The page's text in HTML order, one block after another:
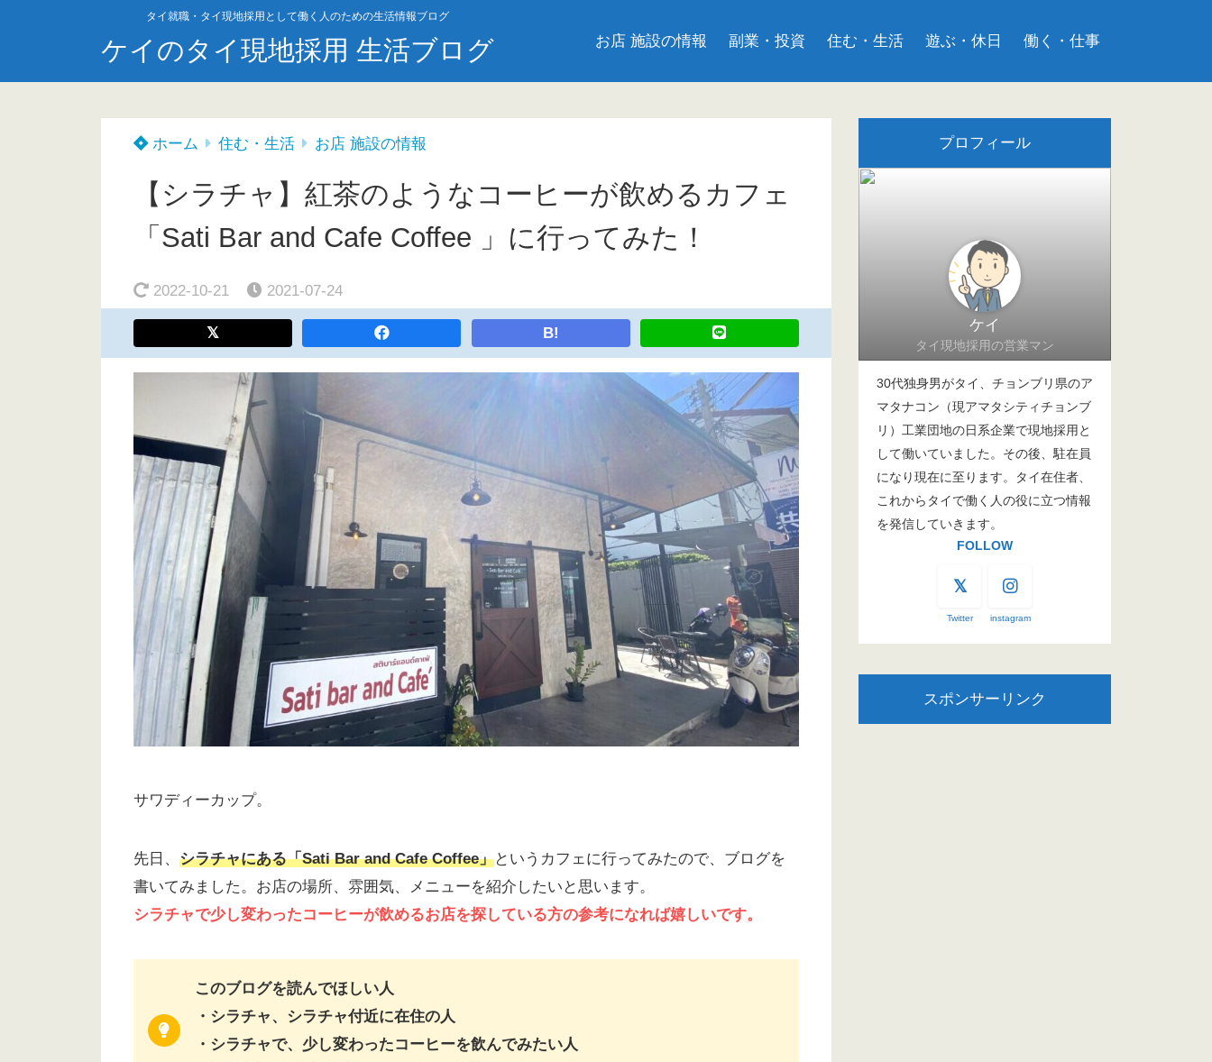
タイ就職・タイ現地採用として働く人のための生活情報ブログ
ケイのタイ現地採用 生活ブログ お店 施設の情報 副業・投資 住む・生活 遊ぶ・休日 働く・仕事
ホーム 住む・生活 お店 施設の情報
【シラチャ】紅茶のようなコーヒーが飲めるカフェ
「Sati Bar and Cafe Coffee 」に行ってみた！
2022-10-21 2021-07-24
B!
サワディーカップ。
先日、 シラチャにある「Sati Bar and Cafe Coffee」というカフェに行ってみたので、ブログを
書いてみました。お店の場所、雰囲気、メニューを紹介したいと思います。
シラチャで少し変わったコーヒーが飲めるお店を探している方の参考になれば嬉しいです。
このブログを読んでほしい人
・シラチャ、シラチャ付近に在住の人
・シラチャで、少し変わったコーヒーを飲んでみたい人
プロフィール
ケイ
タイ現地採用の営業マン
30代独身男がタイ、チョンブリ県のア
マタナコン（現アマタシティチョンブ
リ）工業団地の日系企業で現地採用と
して働いていました。その後、駐在員
になり現在に至ります。タイ在住者、
これからタイで働く人の役に立つ情報
を発信していきます。
FOLLOW
Twitter instagram
スポンサーリンク